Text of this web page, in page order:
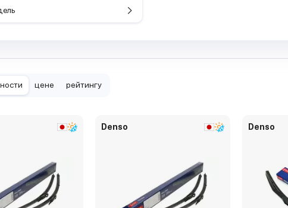
цене рейтингу
Denso Denso